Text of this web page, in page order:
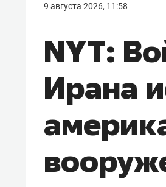
9 августа 2026, 11:58
NYT:
Ирана